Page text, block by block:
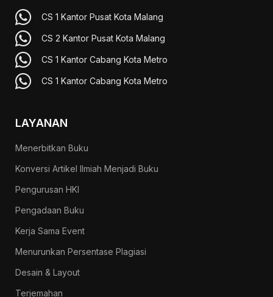
CS 1 Kantor Pusat Kota Malang
CS 2 Kantor Pusat Kota Malang
CS 1 Kantor Cabang Kota Metro
CS 1 Kantor Cabang Kota Metro
LAYANAN
Menerbitkan Buku
Konversi Artikel Ilmiah Menjadi Buku
Pengurusan HKI
Pengadaan Buku
Kerja Sama Event
Menurunkan Persentase Plagiasi
Desain & Layout
Terjemahan